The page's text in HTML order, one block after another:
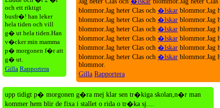
och ett riktigt
busfr�! han leker
hela tiden och vill
g� ut hela tiden.Han
v�cker min mamma
p� morgonen f�r att
g� ut.
Gilla Rapportera
blommor.Jag heter Clas och �lskar blommor.Jag
blommor.Jag heter Clas och �lskar blommor.Jag
blommor.Jag heter Clas och �lskar blommor.Jag
blommor.Jag heter Clas och �lskar blommor.Jag
blommor.Jag heter Clas och �lskar blommor.Jag
blommor.Jag heter Clas och �lskar blommor.Jag
blommor.
Gilla Rapportera
upp tidigt p� morgonen g�ra mej klar sen tr�kiga skolan,n�r man
kommer hem blir de fixa i stallet o rida o tr�ka sj....